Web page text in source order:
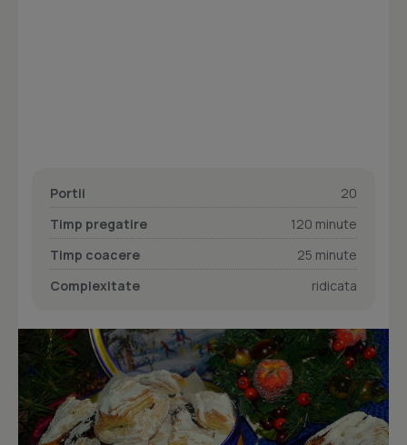
Portii
20
Timp pregatire
120 minute
Timp coacere
25 minute
Complexitate
ridicata